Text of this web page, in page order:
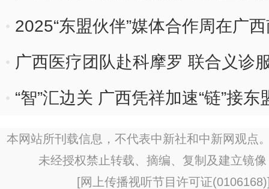
2025“东盟伙伴”媒体合作周在广
广西医疗团队赴科摩罗 联合义诊
“智”汇边关 广西凭祥加速“链”接东
本网站所刊载信息，不代表中新社和中新网观点
未经授权禁止转载、摘编、复制及建立镜
[网上传播视听节目许可证(0106168)